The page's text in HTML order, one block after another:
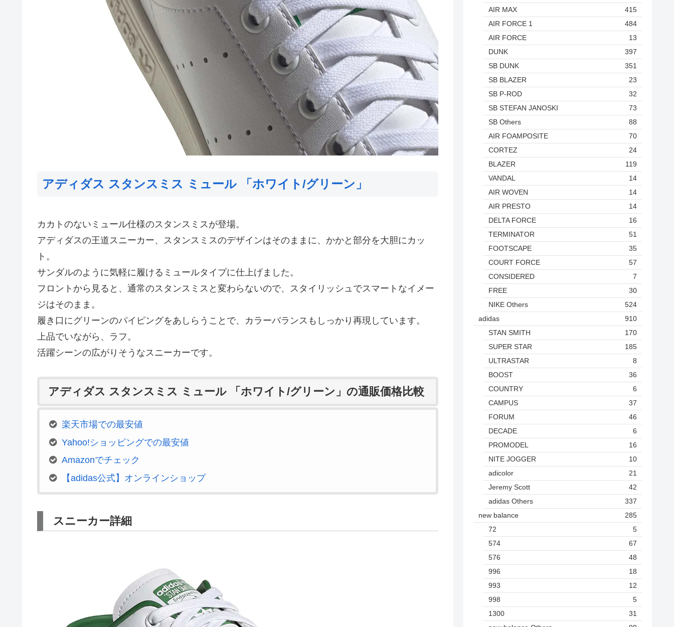
アディダス スタンスミス ミュール 「ホワイト/グリーン」
カカトのないミュール仕様のスタンスミスが登場。
アディダスの王道スニーカー、スタンスミスのデザインはそのままに、かかと部分を大胆にカッ
ト。
サンダルのように気軽に履けるミュールタイプに仕上げました。
フロントから見ると、通常のスタンスミスと変わらないので、スタイリッシュでスマートなイメー
ジはそのまま。
履き口にグリーンのパイピングをあしらうことで、カラーバランスもしっかり再現しています。
上品でいながら、ラフ。
活躍シーンの広がりそうなスニーカーです。
アディダス スタンスミス ミュール 「ホワイト/グリーン」の通販価格比較
楽天市場での最安値
Yahoo!ショッピングでの最安値
Amazonでチェック
【adidas公式】オンラインショップ
スニーカー詳細
AIR MAX
415
AIR FORCE 1
484
AIR FORCE
13
DUNK
397
SB DUNK
351
SB BLAZER
23
SB P-ROD
32
SB STEFAN JANOSKI
73
SB Others
88
AIR FOAMPOSITE
70
CORTEZ
24
BLAZER
119
VANDAL
14
AIR WOVEN
14
AIR PRESTO
14
DELTA FORCE
16
TERMINATOR
51
FOOTSCAPE
35
COURT FORCE
57
CONSIDERED
7
FREE
30
NIKE Others
524
adidas
910
STAN SMITH
170
SUPER STAR
185
ULTRASTAR
8
BOOST
36
COUNTRY
6
CAMPUS
37
FORUM
46
DECADE
6
PROMODEL
16
NITE JOGGER
10
adicolor
21
Jeremy Scott
42
adidas Others
337
new balance
285
72
5
574
67
576
48
996
18
993
12
998
5
1300
31